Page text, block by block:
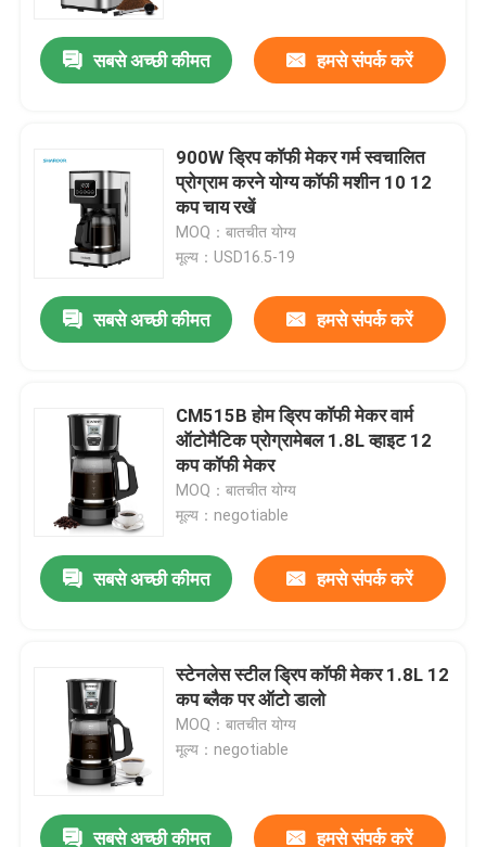
सबसे अच्छी कीमत हमसे संपर्क करें
900W ड्रिप कॉफी मेकर गर्म स्वचालित
प्रोग्राम करने योग्य कॉफी मशीन 10 12
कप चाय रखें
MOQ：बातचीत योग्य
मूल्य：USD16.5-19
सबसे अच्छी कीमत हमसे संपर्क करें
CM515B होम ड्रिप कॉफी मेकर वार्म
ऑटोमैटिक प्रोग्रामेबल 1.8L व्हाइट 12
कप कॉफी मेकर
MOQ：बातचीत योग्य
मूल्य：negotiable
सबसे अच्छी कीमत हमसे संपर्क करें
स्टेनलेस स्टील ड्रिप कॉफी मेकर 1.8L 12
कप ब्लैक पर ऑटो डालो
MOQ：बातचीत योग्य
मूल्य：negotiable
सबसे अच्छी कीमत हमसे संपर्क करें